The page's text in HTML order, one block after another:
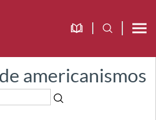
americanismos